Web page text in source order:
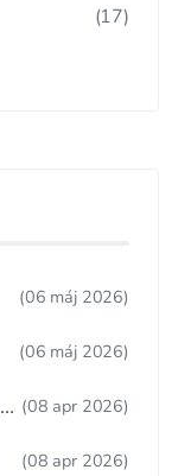
(17)
(06 máj 2026)
(06 máj 2026)
(08 apr 2026)
(08 apr 2026)